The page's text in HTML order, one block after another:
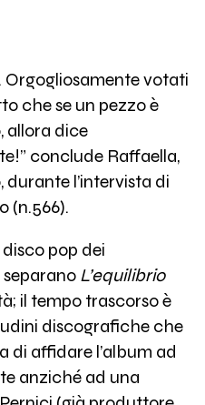
Orgogliosamente votati
che se un pezzo è
allora dice
conclude Raffaella,
l’intervista di
(n.566).
pop dei
L’equilibrio
il tempo trascorso è
discografiche che
di affidare l’album ad
anziché ad una